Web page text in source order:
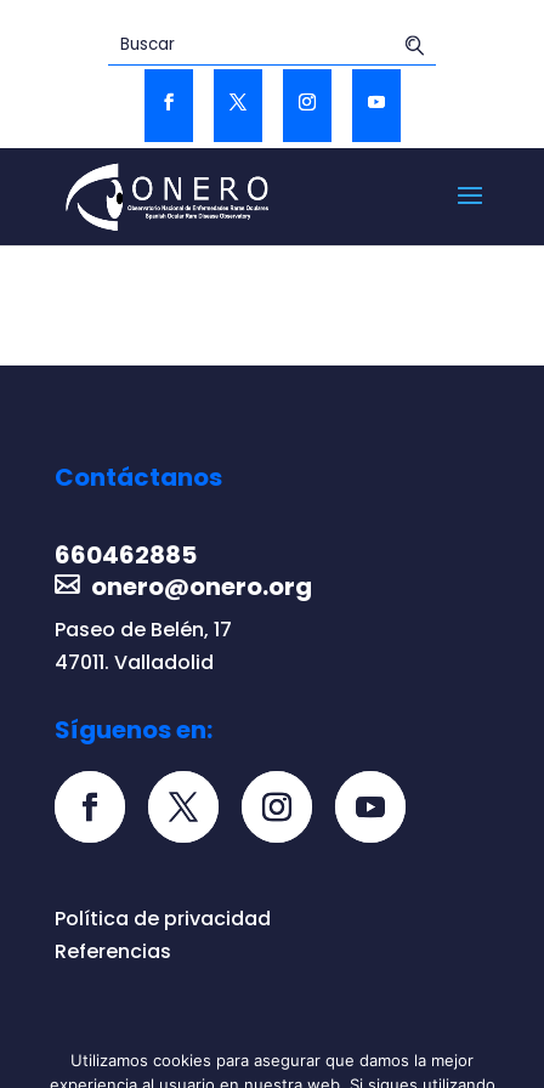
Contáctanos
660462885
onero@onero.org
Paseo de Belén, 17
47011. Valladolid
Síguenos en:
Política de privacidad
Referencias
Utilizamos cookies para asegurar que damos la mejor